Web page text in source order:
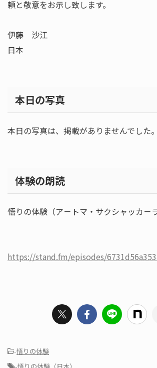
頼と敬意をお示し致します。
伊藤 沙江
日本
本日の写真
本日の写真は、掲載がありませんでした。
体験の朗読
悟りの体験（ア－トマ・サクシャッカ－ラ
https://stand.fm/episodes/
-悟りの体験